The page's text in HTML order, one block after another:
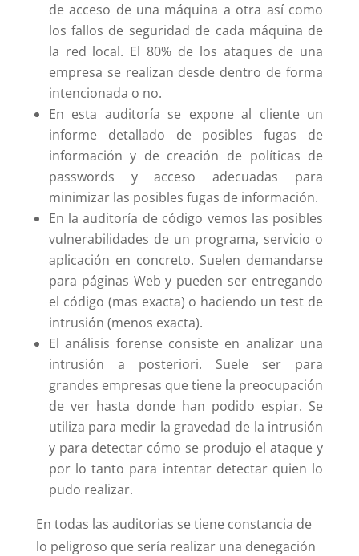
de acceso de una máquina a otra así como
los fallos de seguridad de cada máquina de
la red local. El 80% de los ataques de una
empresa se realizan desde dentro de forma
intencionada o no.
En esta auditoría se expone al cliente un
informe detallado de posibles fugas de
información y de creación de políticas de
passwords y acceso adecuadas para
minimizar las posibles fugas de información.
En la auditoría de código vemos las posibles
vulnerabilidades de un programa, servicio o
aplicación en concreto. Suelen demandarse
para páginas Web y pueden ser entregando
el código (mas exacta) o haciendo un test de
intrusión (menos exacta).
El análisis forense consiste en analizar una
intrusión a posteriori. Suele ser para
grandes empresas que tiene la preocupación
de ver hasta donde han podido espiar. Se
utiliza para medir la gravedad de la intrusión
y para detectar cómo se produjo el ataque y
por lo tanto para intentar detectar quien lo
pudo realizar.
En todas las auditorias se tiene constancia de
lo peligroso que sería realizar una denegación